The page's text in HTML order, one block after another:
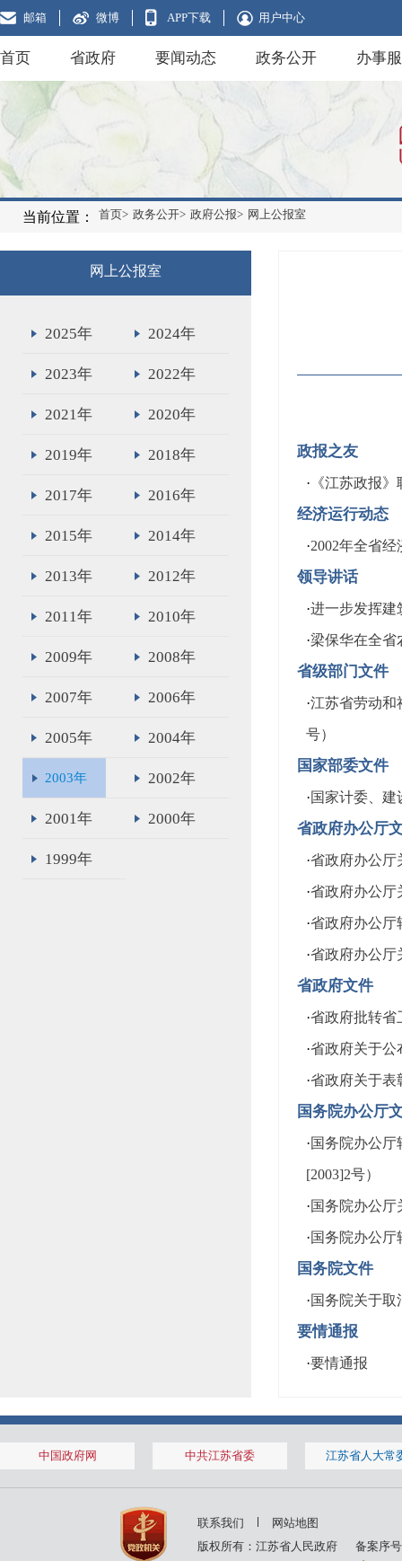
邮箱 微博 APP下载 用户中心
首页 省政府 要闻动态 政务公开 办事
当前位置： 首页> 政务公开> 政府公报> 网上公报室
网上公报室
2025年 2024年
2023年 2022年
2021年 2020年
2019年 2018年
2017年 2016年
2015年 2014年
2013年 2012年
2011年 2010年
2009年 2008年
2007年 2006年
2005年 2004年
2003年 2002年
2001年 2000年
1999年
政报之友
· 《江苏政报
经济运行动态
·2002年全省
领导讲话
·进一步发挥建
·梁保华在全省
省级部门文件
·江苏省劳动和
号）
国家部委文件
·国家计委、建
省政府办公厅
·省政府办公厅
·省政府办公厅
·省政府办公厅
·省政府办公厅
省政府文件
·省政府批转省
·省政府关于公
·省政府关于表
国务院办公厅
·国务院办公
[2003]2号）
·国务院办公厅
·国务院办公
国务院文件
·国务院关于取
要情通报
·要情通报
中国政府网 中共江苏省委 江苏省人大常
联系我们
网站地图
版权所有：江苏省人民政府
备案序